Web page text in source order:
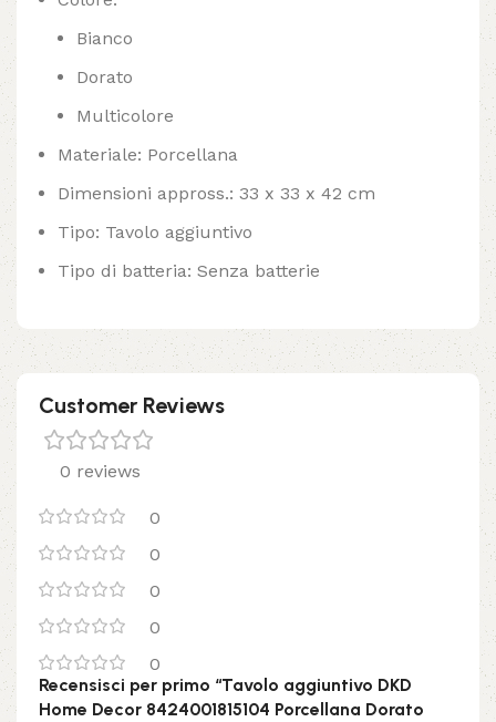
Bianco
Dorato
Multicolore
Materiale: Porcellana
Dimensioni appross.: 33 x 33 x 42 cm
Tipo: Tavolo aggiuntivo
Tipo di batteria: Senza batterie
Customer Reviews
0 reviews
0
0
0
0
0
Recensisci per primo “Tavolo aggiuntivo DKD
Home Decor 8424001815104 Porcellana Dorato